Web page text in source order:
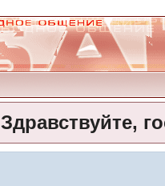
Здравствуйте,